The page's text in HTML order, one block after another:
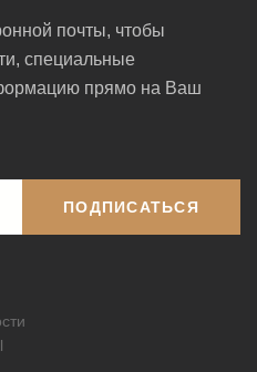
почты, чтобы
специальные
прямо на Ваш
ПОДПИСАТЬСЯ